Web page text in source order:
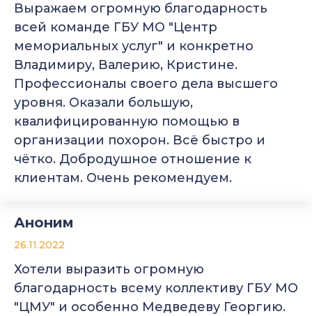
Выражаем огромную благодарность
всей команде ГБУ МО "Центр
мемориальных услуг" и конкретно
Владимиру, Валерию, Кристине.
Профессионалы своего дела высшего
уровня. Оказали большую,
квалифицированную помощью в
организации похорон. Всё быстро и
чётко. Добродушное отношение к
клиентам. Очень рекомендуем.
Аноним
26.11.2022
Хотели выразить огромную
благодарность всему коллективу ГБУ МО
"ЦМУ" и особенно Медведеву Георгию.